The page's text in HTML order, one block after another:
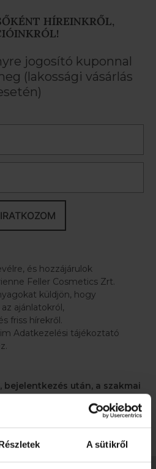
A sütikről
HÍREINKRŐL,
jogosító kuponnal
(lakossági vásárlás
és hozzájárulok
Feller Cosmetics Zrt.
küldjön, hogy
ajánlatokról,
friss hírekről.
Adatkezelési tájékoztató
bejelentkezés után, a szakmai